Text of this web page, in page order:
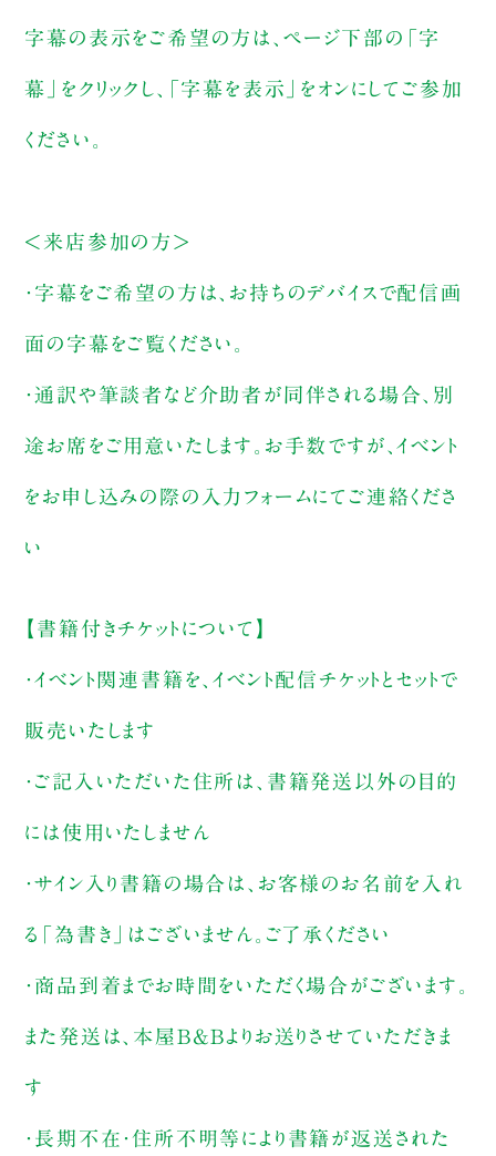
字幕の表示をご希望の方は、ページ下部の「字
幕」をクリックし、「字幕を表示」をオンにしてご参加
ください。
＜来店参加の方＞
・字幕をご希望の方は、お持ちのデバイスで配信画
面の字幕をご覧ください。
・通訳や筆談者など介助者が同伴される場合、別
途お席をご用意いたします。お手数ですが、イベント
をお申し込みの際の入力フォームにてご連絡くださ
い
【書籍付きチケットについて】
・イベント関連書籍を、イベント配信チケットとセットで
販売いたします
・ご記入いただいた住所は、書籍発送以外の目的
には使用いたしません
・サイン入り書籍の場合は、お客様のお名前を入れ
る「為書き」はございません。ご了承ください
・商品到着までお時間をいただく場合がございます。
また発送は、本屋B&Bよりお送りさせていただきま
す
・長期不在・住所不明等により書籍が返送された